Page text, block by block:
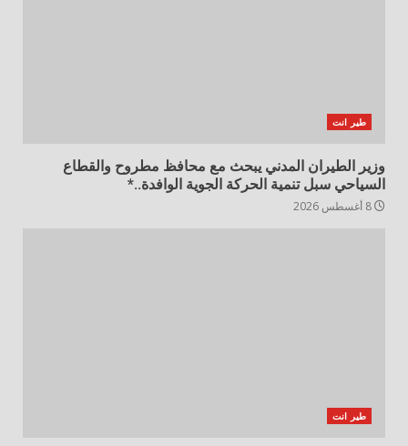
طير انت
وزير الطيران المدني يبحث مع محافظ مطروح والقطاع
السياحي سبل تنمية الحركة الجوية الوافدة..*
طير انت